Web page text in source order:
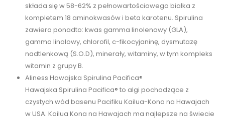
składa się w 58-62% z pełnowartościowego białka z
kompletem 18 aminokwasów i beta karotenu. Spirulina
zawiera ponadto: kwas gamma linolenowy (GLA),
gamma linolowy, chlorofil, c-fikocyjaninę, dysmutazę
nadtlenkową (S.O.D), minerały, witaminy, w tym kompleks
witamin z grupy B.
Aliness Hawajska Spirulina Pacifica®
Hawajska Spirulina Pacifica® to algi pochodzące z
czystych wód basenu Pacifiku Kailua-Kona na Hawajach
w USA. Kailua Kona na Hawajach ma najlepsze na świecie